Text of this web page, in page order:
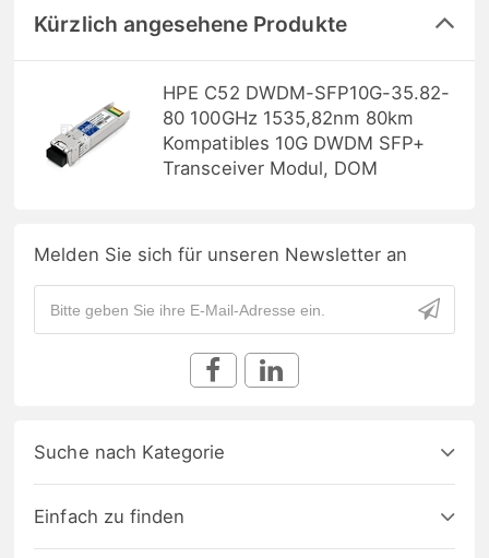
Kürzlich angesehene Produkte
HPE C52 DWDM-SFP10G-35.82-
80 100GHz 1535,82nm 80km
Kompatibles 10G DWDM SFP+
Transceiver Modul, DOM
Melden Sie sich für unseren Newsletter an
Suche nach Kategorie
Einfach zu finden